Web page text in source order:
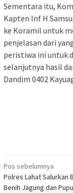
Sementara itu,
Kapten Inf H
ke Koramil untuk
penjelasan dari
peristiwa ini untuk
selanjutnya hasil
Dandim 0402
Navigasi
pos
Pos sebelumnya
Polres Lahat Salurkan
Benih Jagung dan